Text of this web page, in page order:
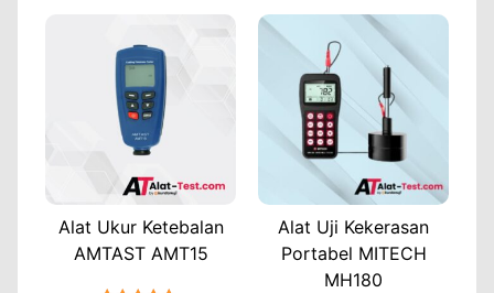
Alat Ukur Ketebalan
AMTAST AMT15
Alat Uji Kekerasan
Portabel MITECH
MH180